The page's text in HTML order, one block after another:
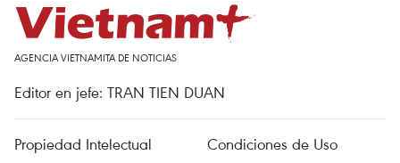
AGENCIA VIETNAMITA DE NOTICIAS
Editor en jefe: TRAN TIEN DUAN
Propiedad Intelectual
Condiciones de Uso